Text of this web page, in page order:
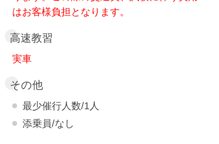
はお客様負担となります。
高速教習
実車
その他
最少催行人数/1人
添乗員/なし